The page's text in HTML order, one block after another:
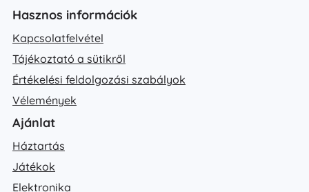
Hasznos információk
Kapcsolatfelvétel
Tájékoztató a sütikről
Értékelési feldolgozási szabályok
Vélemények
Ajánlat
Háztartás
Játékok
Elektronika